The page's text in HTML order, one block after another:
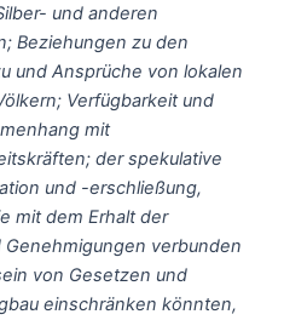
und anderen
Beziehungen zu den
und Ansprüche von lokalen
Verfügbarkeit und
mit
der spekulative
und -erschließung,
mit dem Erhalt der
verbunden
von Gesetzen und
einschränken könnten,